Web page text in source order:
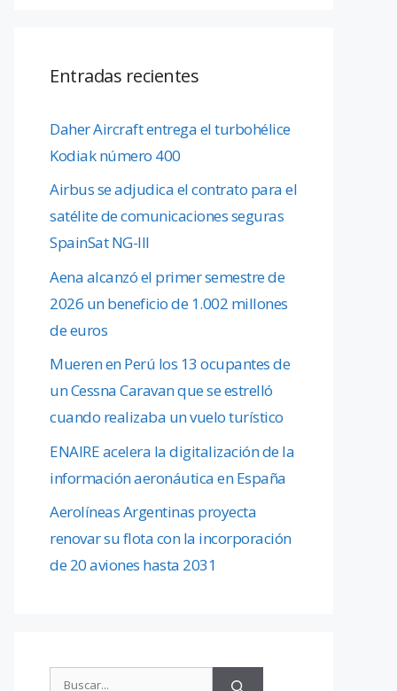
Entradas recientes
Daher Aircraft entrega el turbohélice
Kodiak número 400
Airbus se adjudica el contrato para el
satélite de comunicaciones seguras
SpainSat NG-III
Aena alcanzó el primer semestre de
2026 un beneficio de 1.002 millones
de euros
Mueren en Perú los 13 ocupantes de
un Cessna Caravan que se estrelló
cuando realizaba un vuelo turístico
ENAIRE acelera la digitalización de la
información aeronáutica en España
Aerolíneas Argentinas proyecta
renovar su flota con la incorporación
de 20 aviones hasta 2031